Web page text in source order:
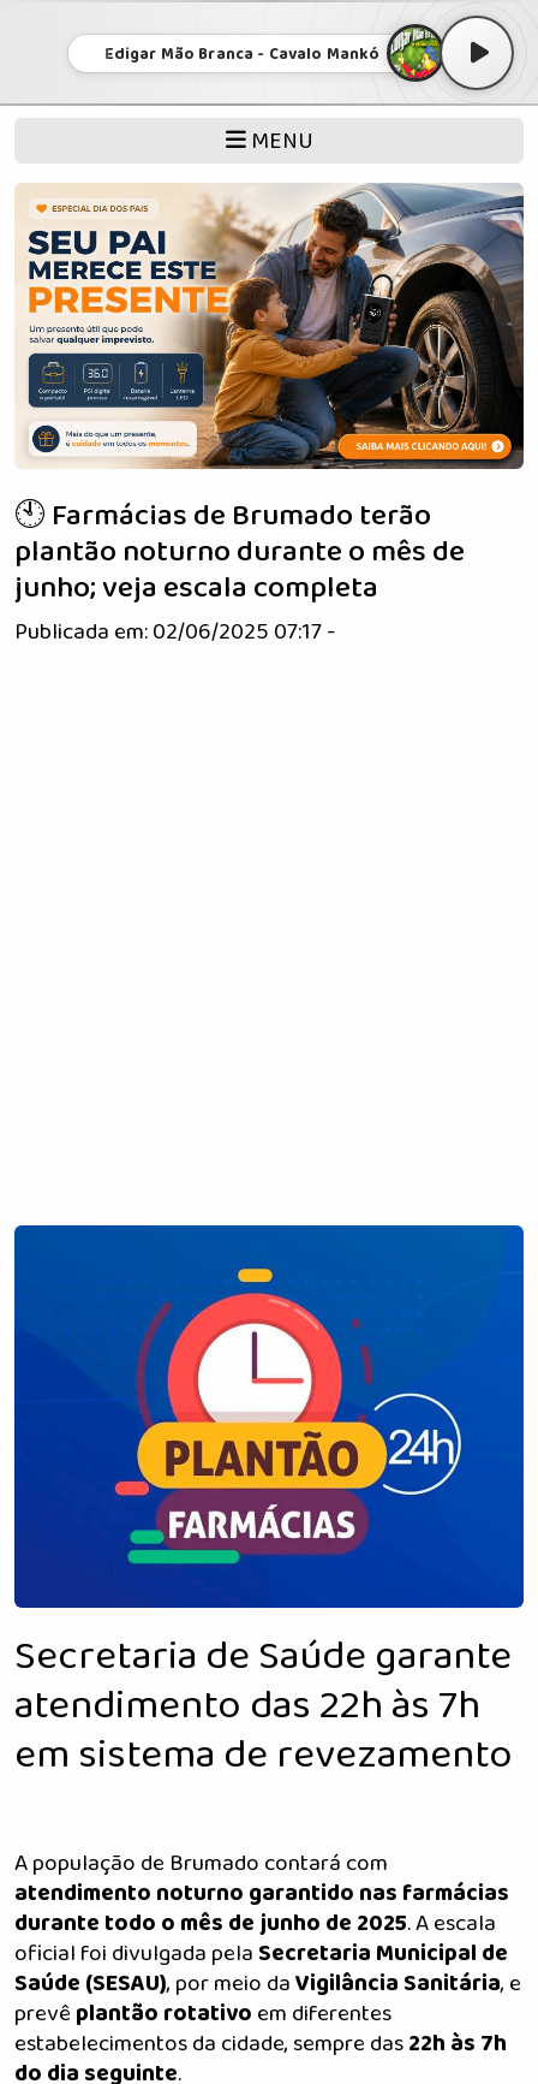
Edigar Mão Branca - Cavalo Mankó
MENU
🕙 Farmácias de Brumado terão
plantão noturno durante o mês de
junho; veja escala completa
Publicada em: 02/06/2025 07:17 -
Secretaria de Saúde garante
atendimento das 22h às 7h
em sistema de revezamento
A população de Brumado contará com
atendimento noturno garantido nas farmácias
durante todo o mês de junho de 2025. A escala
oficial foi divulgada pelaSecretaria Municipal de
Saúde (SESAU), por meio daVigilância Sanitária, e
prevêplantão rotativoem diferentes
estabelecimentos da cidade, sempre das22h às 7h
do dia seguinte.